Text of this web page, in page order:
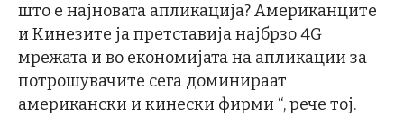
што е најновата апликација? Американците
и Кинезите ја претставија најбрзо 4G
мрежата и во економијата на апликации за
потрошувачите сега доминираат
американски и кинески фирми “, рече тој.